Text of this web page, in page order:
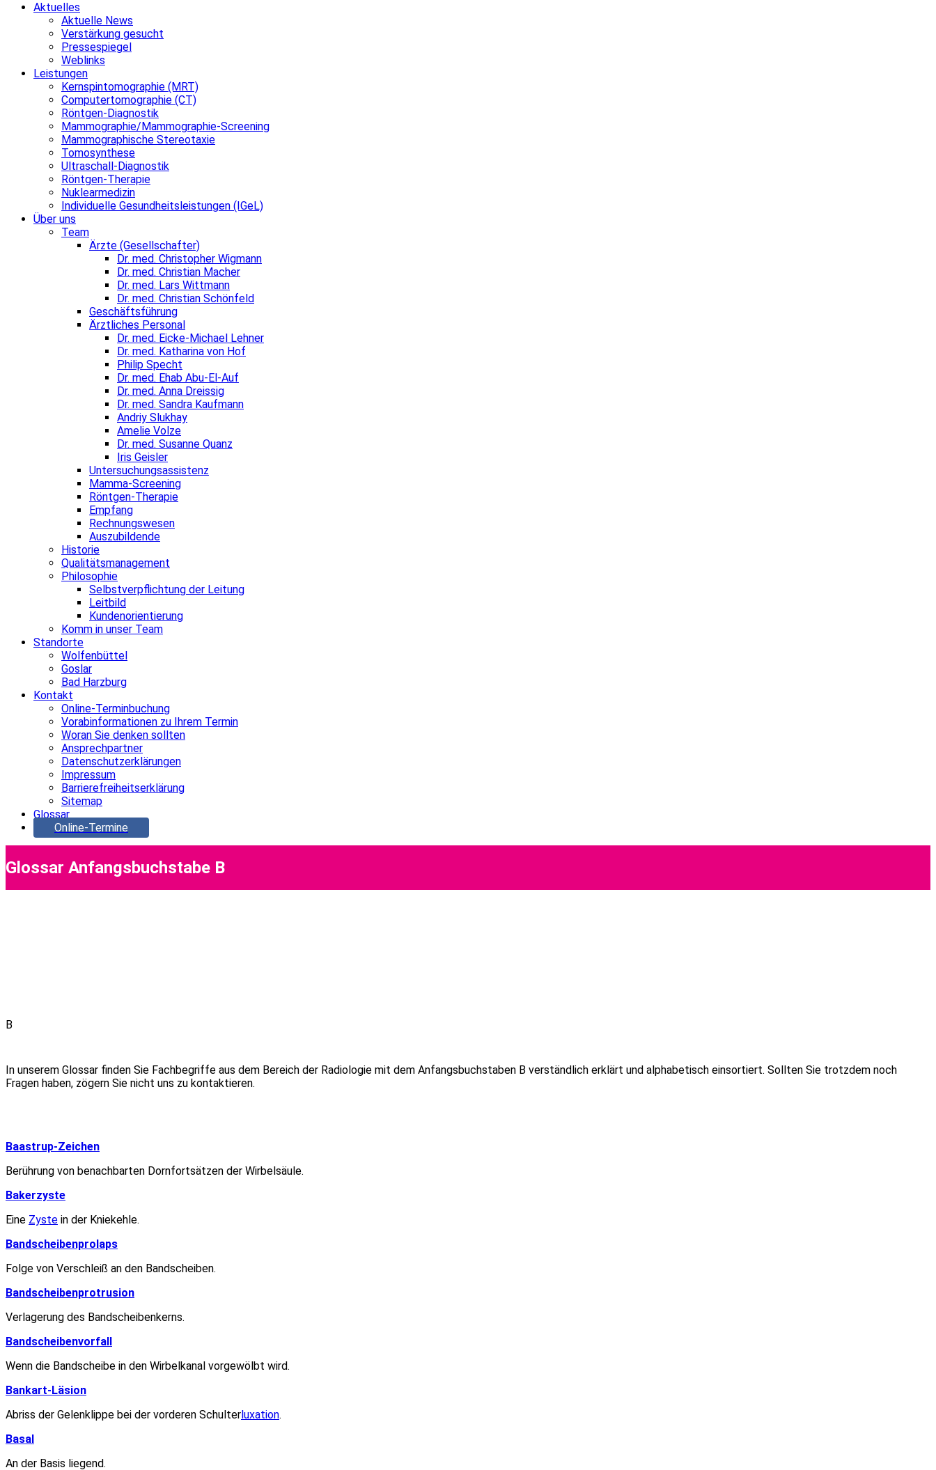
Aktuelles
Aktuelle News
Verstärkung gesucht
Pressespiegel
Weblinks
Leistungen
Kernspintomographie (MRT)
Computertomographie (CT)
Röntgen-Diagnostik
Mammographie/Mammographie-Screening
Mammographische Stereotaxie
Tomosynthese
Ultraschall-Diagnostik
Röntgen-Therapie
Nuklearmedizin
Individuelle Gesundheitsleistungen (IGeL)
Über uns
Team
Ärzte (Gesellschafter)
Dr. med. Christopher Wigmann
Dr. med. Christian Macher
Dr. med. Lars Wittmann
Dr. med. Christian Schönfeld
Geschäftsführung
Ärztliches Personal
Dr. med. Eicke-Michael Lehner
Dr. med. Katharina von Hof
Philip Specht
Dr. med. Ehab Abu-El-Auf
Dr. med. Anna Dreissig
Dr. med. Sandra Kaufmann
Andriy Slukhay
Amelie Volze
Dr. med. Susanne Quanz
Iris Geisler
Untersuchungsassistenz
Mamma-Screening
Röntgen-Therapie
Empfang
Rechnungswesen
Auszubildende
Historie
Qualitätsmanagement
Philosophie
Selbstverpflichtung der Leitung
Leitbild
Kundenorientierung
Komm in unser Team
Standorte
Wolfenbüttel
Goslar
Bad Harzburg
Kontakt
Online-Terminbuchung
Vorabinformationen zu Ihrem Termin
Woran Sie denken sollten
Ansprechpartner
Datenschutzerklärungen
Impressum
Barrierefreiheitserklärung
Sitemap
Glossar
Online-Termine
Glossar Anfangsbuchstabe B
B
In unserem Glossar finden Sie Fachbegriffe aus dem Bereich der Radiologie mit dem Anfangsbuchstaben B verständlich erklärt und alphabetisch einsortiert. Sollten Sie trotzdem noch
Fragen haben, zögern Sie nicht uns zu kontaktieren.
Baastrup-Zeichen
Berührung von benachbarten Dornfortsätzen der Wirbelsäule.
Bakerzyste
Eine Zyste in der Kniekehle.
Bandscheibenprolaps
Folge von Verschleiß an den Bandscheiben.
Bandscheibenprotrusion
Verlagerung des Bandscheibenkerns.
Bandscheibenvorfall
Wenn die Bandscheibe in den Wirbelkanal vorgewölbt wird.
Bankart-Läsion
Abriss der Gelenklippe bei der vorderen Schulter luxation.
Basal
An der Basis liegend.